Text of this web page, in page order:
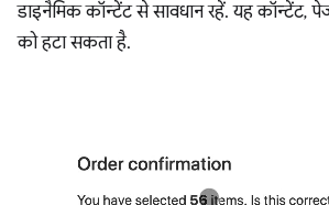
डाइनैमिक कॉन्टेंट से सावधान रहें. यह
को हटा सकता है.